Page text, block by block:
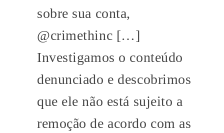
sobre sua conta,
@crimethinc […]
Investigamos o conteúdo
denunciado e descobrimos
que ele não está sujeito a
remoção de acordo com as